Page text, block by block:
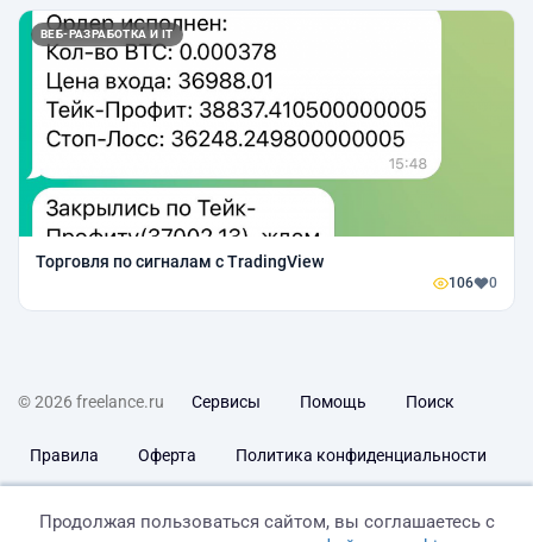
ВЕБ-РАЗРАБОТКА И IT
Торговля по сигналам с TradingView
106 0
© 2026 freelance.ru Сервисы Помощь Поиск
Правила Оферта Политика конфиденциальности
Продолжая пользоваться сайтом, вы соглашаетесь с